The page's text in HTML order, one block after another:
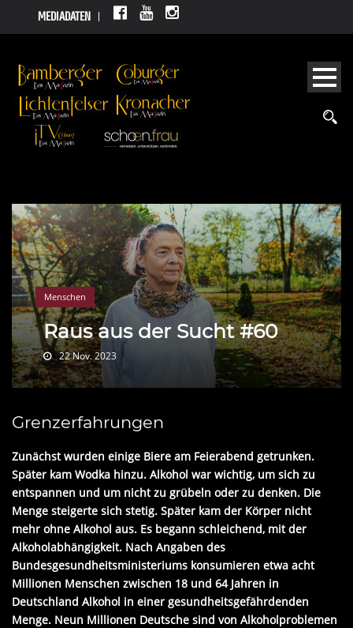
MEDIADATEN
Menschen
Raus aus der Sucht #60
22 Nov. 2023
Grenzerfahrungen
Zunächst wurden einige Biere am Feierabend getrunken.
Später kam Wodka hinzu. Alkohol war wichtig, um sich zu
entspannen und um nicht zu grübeln oder zu denken. Die
Menge steigerte sich stetig. Später kam der Körper nicht
mehr ohne Alkohol aus. Es begann schleichend, mit der
Alkoholabhängigkeit. Nach Angaben des
Bundesgesundheitsministeriums konsumieren etwa acht
Millionen Menschen zwischen 18 und 64 Jahren in
Deutschland Alkohol in einer gesundheitsgefährdenden
Menge. Neun Millionen Deutsche sind von Alkoholproblemen